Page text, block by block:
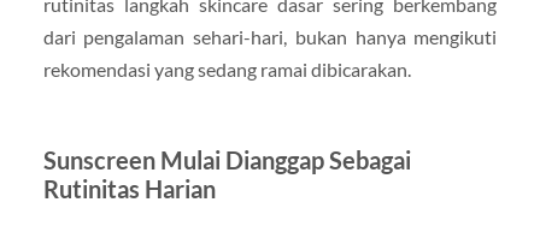
dari pengalaman sehari-hari, bukan hanya mengikuti
rekomendasi yang sedang ramai dibicarakan.
Sunscreen Mulai Dianggap Sebagai
Rutinitas Harian